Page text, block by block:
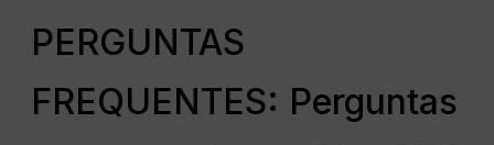
PERGUNTAS
FREQUENTES: Perguntas